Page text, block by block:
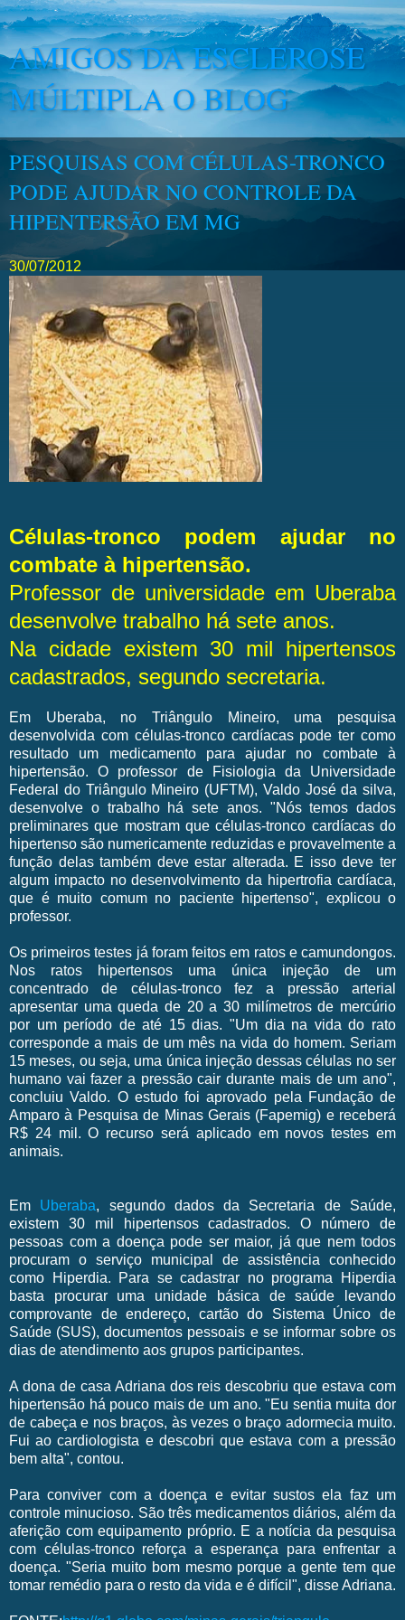
AMIGOS DA ESCLEROSE
MÚLTIPLA O BLOG
PESQUISAS COM CÉLULAS-TRONCO
PODE AJUDAR NO CONTROLE DA
HIPENTERSÃO EM MG
30/07/2012
Células-tronco podem ajudar no
combate à hipertensão.
Professor de universidade em Uberaba
desenvolve trabalho há sete anos.
Na cidade existem 30 mil hipertensos
cadastrados, segundo secretaria.
Em Uberaba, no Triângulo Mineiro, uma pesquisa
desenvolvida com células-tronco cardíacas pode ter como
resultado um medicamento para ajudar no combate à
hipertensão. O professor de Fisiologia da Universidade
Federal do Triângulo Mineiro (UFTM), Valdo José da silva,
desenvolve o trabalho há sete anos. "Nós temos dados
preliminares que mostram que células-tronco cardíacas do
hipertenso são numericamente reduzidas e provavelmente a
função delas também deve estar alterada. E isso deve ter
algum impacto no desenvolvimento da hipertrofia cardíaca,
que é muito comum no paciente hipertenso", explicou o
professor.
Os primeiros testes já foram feitos em ratos e camundongos.
Nos ratos hipertensos uma única injeção de um
concentrado de células-tronco fez a pressão arterial
apresentar uma queda de 20 a 30 milímetros de mercúrio
por um período de até 15 dias. "Um dia na vida do rato
corresponde a mais de um mês na vida do homem. Seriam
15 meses, ou seja, uma única injeção dessas células no ser
humano vai fazer a pressão cair durante mais de um ano",
concluiu Valdo. O estudo foi aprovado pela Fundação de
Amparo à Pesquisa de Minas Gerais (Fapemig) e receberá
R$ 24 mil. O recurso será aplicado em novos testes em
animais.
Em Uberaba, segundo dados da Secretaria de Saúde,
existem 30 mil hipertensos cadastrados. O número de
pessoas com a doença pode ser maior, já que nem todos
procuram o serviço municipal de assistência conhecido
como Hiperdia. Para se cadastrar no programa Hiperdia
basta procurar uma unidade básica de saúde levando
comprovante de endereço, cartão do Sistema Único de
Saúde (SUS), documentos pessoais e se informar sobre os
dias de atendimento aos grupos participantes.
A dona de casa Adriana dos reis descobriu que estava com
hipertensão há pouco mais de um ano. "Eu sentia muita dor
de cabeça e nos braços, às vezes o braço adormecia muito.
Fui ao cardiologista e descobri que estava com a pressão
bem alta", contou.
Para conviver com a doença e evitar sustos ela faz um
controle minucioso. São três medicamentos diários, além da
aferição com equipamento próprio. E a notícia da pesquisa
com células-tronco reforça a esperança para enfrentar a
doença. "Seria muito bom mesmo porque a gente tem que
tomar remédio para o resto da vida e é difícil", disse Adriana.